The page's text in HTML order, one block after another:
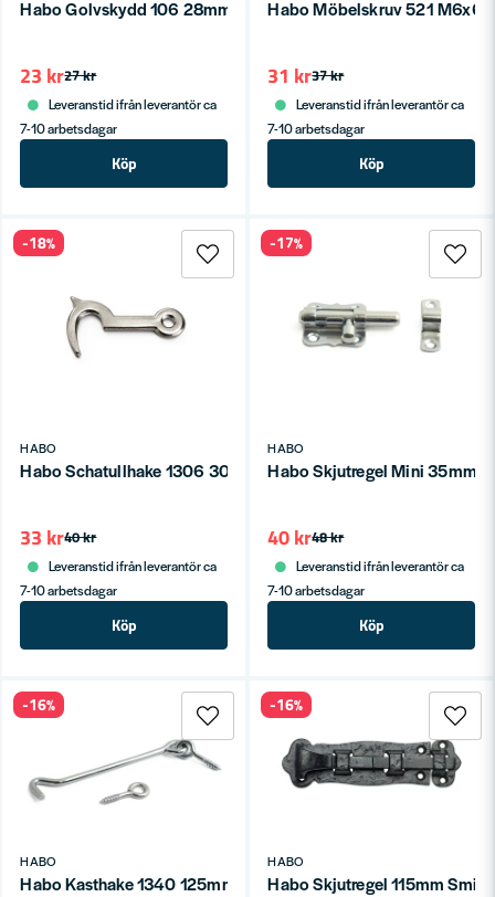
Habo Golvskydd 106 28mm SB
27 kr
23 kr
Leveranstid ifrån leverantör ca
7-10 arbetsdagar
Köp
Habo Möbelskruv 521
37 kr
31 kr
Leveranstid ifrån leverantör ca
7-10 arbetsdagar
Köp
HABO
Habo Schatullhake 1306 30mm Förm SB
40 kr
33 kr
Leveranstid ifrån leverantör ca
7-10 arbetsdagar
Köp
-18%
HABO
Habo Skjutregel Mini 35mm
48 kr
40 kr
Leveranstid ifrån leverantör ca
7-10 arbetsdagar
Köp
-17%
HABO
Habo Kasthake 1340 125mm Galv SB
-16%
HABO
Habo Skjutregel 115mm
-16%